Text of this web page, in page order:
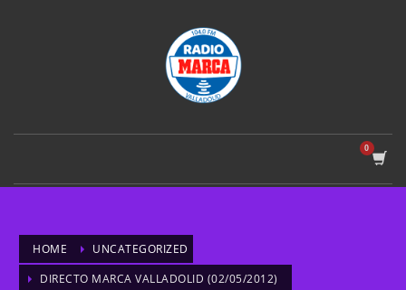
HOME
UNCATEGORIZED
DIRECTO MARCA VALLADOLID (02/05/2012)